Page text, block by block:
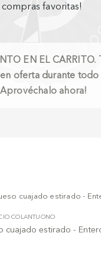
compras favoritas!
EN EL CARRITO.
oferta durante todo
ahora!
COLANTUONO
cuajado estirado -